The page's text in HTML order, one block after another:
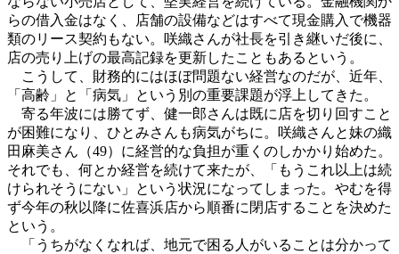
らの借入金はなく、店舗の設備などはすべて現金購入で機器
類のリース契約もない。咲織さんが社長を引き継いだ後に、
店の売り上げの最高記録を更新したこともあるという。
こうして、財務的にはほぼ問題ない経営なのだが、近年、
「高齢」と「病気」という別の重要課題が浮上してきた。
寄る年波には勝てず、健一郎さんは既に店を切り回すこと
が困難になり、ひとみさんも病気がちに。咲織さんと妹の織
田麻美さん（49）に経営的な負担が重くのしかかり始めた。
それでも、何とか経営を続けて来たが、「もうこれ以上は続
けられそうにない」という状況になってしまった。やむを得
ず今年の秋以降に佐喜浜店から順番に閉店することを決めた
という。
「うちがなくなれば、地元で困る人がいることは分かって